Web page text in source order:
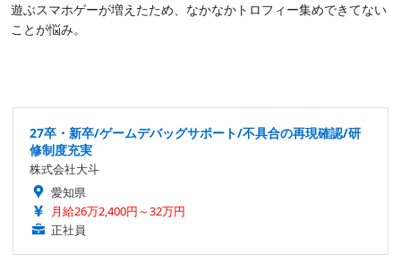
遊ぶスマホゲーが増えたため、なかなかトロフィー集めできてない
ことが悩み。
27卒・新卒/ゲームデバッグサポート/不具合の再現確認/研
修制度充実
株式会社大斗
愛知県
月給26万2,400円～32万円
正社員